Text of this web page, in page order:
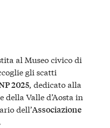
al Museo civico di
gli scatti
2025, dedicato alla
della Valle d’Aosta in
dell’Associazione